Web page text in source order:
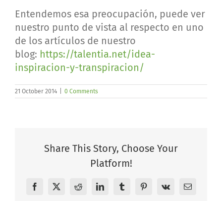
Entendemos esa preocupación, puede ver
nuestro punto de vista al respecto en uno
de los artículos de nuestro
blog: https://talentia.net/idea-
inspiracion-y-transpiracion/
21 October 2014 0 Comments
Share This Story, Choose Your
Platform!
Facebook
X RedditLinkedInTumblrPinterest
Vk Email